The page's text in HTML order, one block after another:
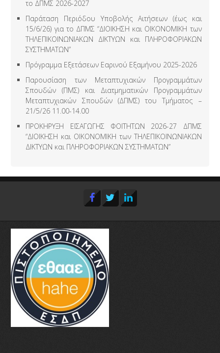
το ΔΠΜΣ 2026-2027
Παράταση Περιόδου Υποβολής Αιτήσεων (έως και
15/6/26) για το ΔΠΜΣ “ΔΙΟΙΚΗΣΗ και ΟΙΚΟΝΟΜΙΚΗ των
ΤΗΛΕΠΙΚΟΙΝΩΝΙΑΚΩΝ ΔΙΚΤΥΩΝ και ΠΛΗΡΟΦΟΡΙΑΚΩΝ
ΣΥΣΤΗΜΑΤΩΝ”
Πρόγραμμα Εξετάσεων Εαρινού Εξαμήνου 2025-2026
Παρουσίαση των Μεταπτυχιακών Προγραμμάτων
Σπουδών (ΠΜΣ) και Διατμηματικών Προγραμμάτων
Μεταπτυχιακών Σπουδών (ΔΠΜΣ) του Τμήματος –
21/5/26 11.00-14.00
ΠΡΟΚΗΡΥΞΗ ΕΙΣΑΓΩΓΗΣ ΦΟΙΤΗΤΩΝ 2026-27 ΔΠΜΣ
“ΔΙΟΙΚΗΣΗ και ΟΙΚΟΝΟΜΙΚΗ των ΤΗΛΕΠΙΚΟΙΝΩΝΙΑΚΩΝ
ΔΙΚΤΥΩΝ και ΠΛΗΡΟΦΟΡΙΑΚΩΝ ΣΥΣΤΗΜΑΤΩΝ”